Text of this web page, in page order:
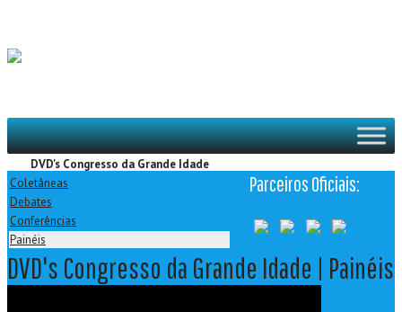
DVD's Congresso da Grande Idade
Coletâneas
Debates
Conferências
Painéis
DVD's Congresso da Grande Idade | Painéis
Parceiros Oficiais: